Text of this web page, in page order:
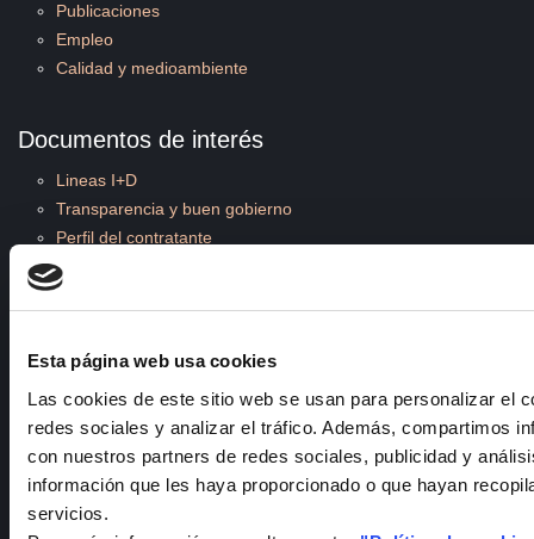
Esta página web usa cookies
Las cookies de este sitio web se usan para personalizar el
redes sociales y analizar el tráfico. Además, compartimos
con nuestros partners de redes sociales, publicidad y
información que les haya proporcionado o que hayan
servicios.
Publicaciones
Empleo
Calidad y medioambiente
Documentos de interés
Lineas I+D
Transparencia y buen gobierno
Perfil del contratante
Política del sistema de gestión
Plan de sostenibilidad
Compliance
Contacto
Teléfono: +34 926 44 16 73
e-mail:isfoc@isfoc.com